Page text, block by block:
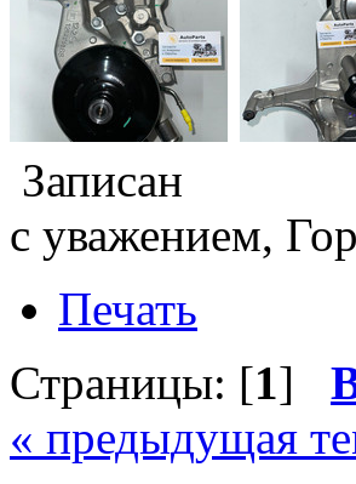
Записан
с уважением,
Печать
Страницы: [1]
« предыдущая